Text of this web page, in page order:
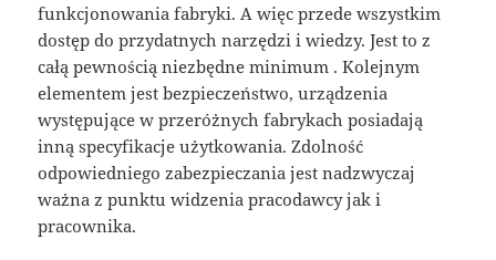
funkcjonowania fabryki. A więc przede wszystkim
dostęp do przydatnych narzędzi i wiedzy. Jest to z
całą pewnością niezbędne minimum . Kolejnym
elementem jest bezpieczeństwo, urządzenia
występujące w przeróżnych fabrykach posiadają
inną specyfikacje użytkowania. Zdolność
odpowiedniego zabezpieczania jest nadzwyczaj
ważna z punktu widzenia pracodawcy jak i
pracownika.